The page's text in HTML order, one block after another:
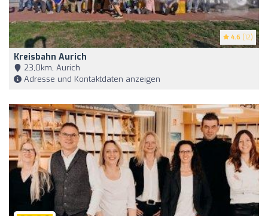
4.6 (12)
Kreisbahn Aurich
23,0km, Aurich
Adresse und Kontaktdaten anzeigen